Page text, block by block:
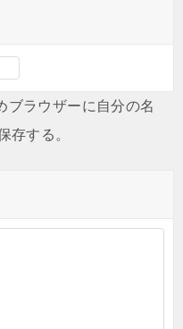
ブラウザーに自分の名
存する。